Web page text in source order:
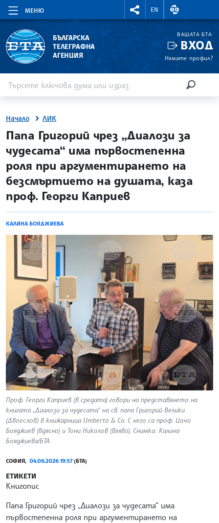
МЕНЮ
RIGHTMENU.SOCIAL
EN
ВАЛУТНИ
БЪЛГАРСКА
ТЕЛЕГРАФНА
АГЕНЦИЯ
ВАШАТА БТА
ВХОД
Нямате профил?
Начало ЛИК
site.bta
Папа Григорий чрез „Диалози за
чудесата“ има първостепенна
роля при аргументирането на
безсмъртието на душата, каза
проф. Георги Каприев
КАЛИНА БОЯДЖИЕВА
Проф. Георги Каприев (в средата) говори на представянето на
книгата „Диалози за чудесата“ на св. папа Григорий Велики
(Двоеслов) в книжарница Umberto & Co. С него са проф. Цочо
Бояджиев (вдясно) и Тони Николов (вляво). Снимка: Калина
Бояджиева/БТА
СОФИЯ, 04.06.2026 19:57(БТА)
ЕТИКЕТИ
Книгопис
Папа Григорий чрез „Диалози за чудесата“ има
първостепенна роля при аргументирането на